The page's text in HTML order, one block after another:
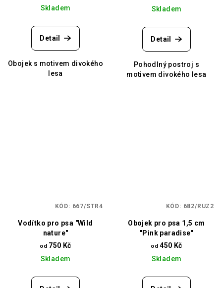
Skladem
Detail
Obojek s motivem divokého
lesa
Skladem
Detail
Pohodlný postroj s
motivem divokého lesa
Vodítko pro psa "Wild
nature"
od 750 Kč
Skladem
KÓD: 667/STR4
Obojek pro psa 1,5 cm
"Pink paradise"
od 450 Kč
Skladem
KÓD: 682/RUZ2